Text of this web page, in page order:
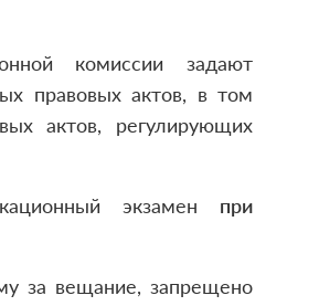
комиссии задают
правовых актов, в том
актов, регулирующих
экзамен при
за вещание, запрещено